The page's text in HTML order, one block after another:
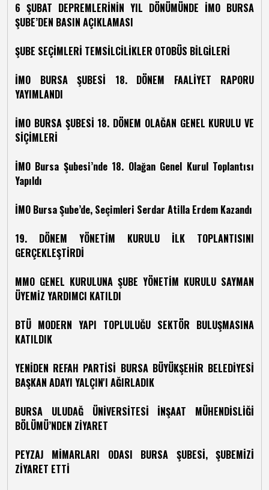
6 ŞUBAT DEPREMLERİNİN YIL DÖNÜMÜNDE İMO BURSA
ŞUBE’DEN BASIN AÇIKLAMASI
ŞUBE SEÇİMLERİ TEMSİLCİLİKLER OTOBÜS BİLGİLERİ
İMO BURSA ŞUBESİ 18. DÖNEM FAALİYET RAPORU
YAYIMLANDI
İMO BURSA ŞUBESİ 18. DÖNEM OLAĞAN GENEL KURULU VE
SİÇİMLERİ
İMO Bursa Şubesi’nde 18. Olağan Genel Kurul Toplantısı
Yapıldı
İMO Bursa Şube’de, Seçimleri Serdar Atilla Erdem Kazandı
19. DÖNEM YÖNETİM KURULU İLK TOPLANTISINI
GERÇEKLEŞTİRDİ
MMO GENEL KURULUNA ŞUBE YÖNETİM KURULU SAYMAN
ÜYEMİZ YARDIMCI KATILDI
BTÜ MODERN YAPI TOPLULUĞU SEKTÖR BULUŞMASINA
KATILDIK
YENİDEN REFAH PARTİSİ BURSA BÜYÜKŞEHİR BELEDİYESİ
BAŞKAN ADAYI YALÇIN'I AĞIRLADIK
BURSA ULUDAĞ ÜNİVERSİTESİ İNŞAAT MÜHENDİSLİĞİ
BÖLÜMÜ’NDEN ZİYARET
PEYZAJ MİMARLARI ODASI BURSA ŞUBESİ, ŞUBEMİZİ
ZİYARET ETTİ